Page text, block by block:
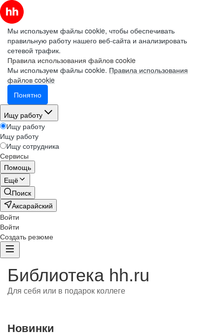
Мы используем файлы cookie, чтобы обеспечивать
правильную работу нашего веб-сайта и анализировать
сетевой трафик.
Правила использования файлов cookie
Мы используем файлы cookie. Правила использования
файлов cookie
Понятно
Ищу работу
Ищу работу
Ищу работу
Ищу сотрудника
Сервисы
Помощь
Ещё
Поиск
Аксарайский
Войти
Войти
Создать резюме
Библиотека hh.ru
Для себя или в подарок коллеге
Новинки